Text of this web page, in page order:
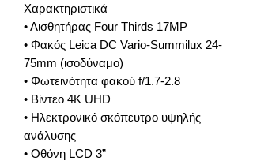
Χαρακτηριστικά
• Αισθητήρας Four Thirds 17MP
• Φακός Leica DC Vario-Summilux 24-
75mm (ισοδύναμο)
• Φωτεινότητα φακού f/1.7-2.8
• Βίντεο 4K UHD
• Ηλεκτρονικό σκόπευτρο υψηλής
ανάλυσης
• Οθόνη LCD 3”